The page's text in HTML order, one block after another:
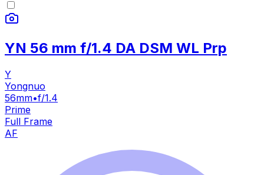
YN 56 mm f/1.4 DA DSM WL Prp
Y
Yongnuo
56mm•f/1.4
Prime
Full Frame
AF